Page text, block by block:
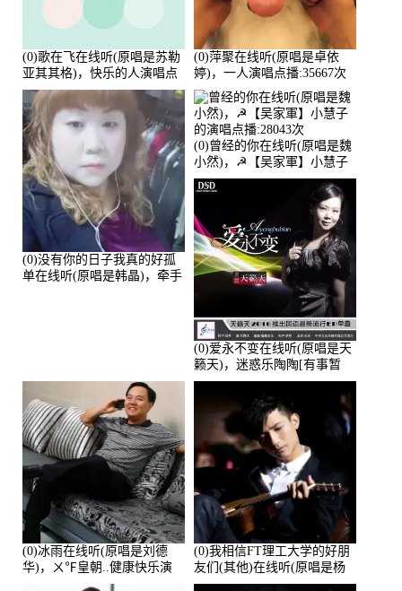
(0)歌在飞在线听(原唱是苏勒
亚其其格)，快乐的人演唱点
播:36次
(0)萍聚在线听(原唱是卓依
婷)，一人演唱点播:35667次
(0)没有你的日子我真的好孤
单在线听(原唱是韩晶)，牵手
(0)曾经的你在线听(原唱是魏
小然)，☭【吴家軍】小慧子
的演唱点播:28043次
(0)爱永不变在线听(原唱是天
籁天)，迷惑乐陶陶[有事暂
离]演唱点播:27678次
(0)冰雨在线听(原唱是刘德
华)，ㄨ℉皇朝..健康快乐演
(0)我相信FT理工大学的好朋
友们(其他)在线听(原唱是杨
培安)，老乔演唱点播:23714